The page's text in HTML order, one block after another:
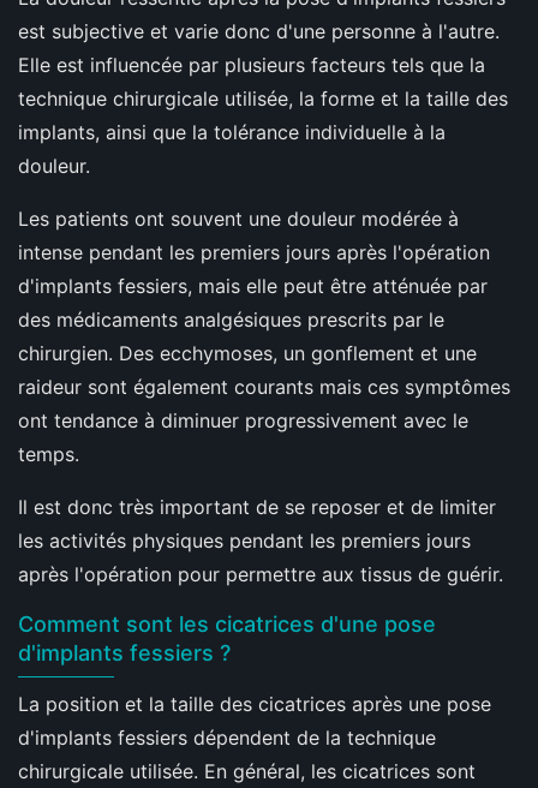
est subjective et varie donc d'une personne à l'autre.
Elle est influencée par plusieurs facteurs tels que la
technique chirurgicale utilisée, la forme et la taille des
implants, ainsi que la tolérance individuelle à la
douleur.
Les patients ont souvent une douleur modérée à
intense pendant les premiers jours après l'opération
d'implants fessiers, mais elle peut être atténuée par
des médicaments analgésiques prescrits par le
chirurgien. Des ecchymoses, un gonflement et une
raideur sont également courants mais ces symptômes
ont tendance à diminuer progressivement avec le
temps.
Il est donc très important de se reposer et de limiter
les activités physiques pendant les premiers jours
après l'opération pour permettre aux tissus de guérir.
Comment sont les cicatrices d'une pose
d'implants fessiers ?
La position et la taille des cicatrices après une pose
d'implants fessiers dépendent de la technique
chirurgicale utilisée. En général, les cicatrices sont